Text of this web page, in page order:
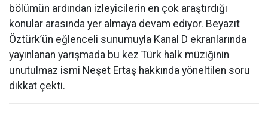
bölümün ardından izleyicilerin en çok araştırdığı
konular arasında yer almaya devam ediyor. Beyazıt
Öztürk’ün eğlenceli sunumuyla Kanal D ekranlarında
yayınlanan yarışmada bu kez Türk halk müziğinin
unutulmaz ismi Neşet Ertaş hakkında yöneltilen soru
dikkat çekti.